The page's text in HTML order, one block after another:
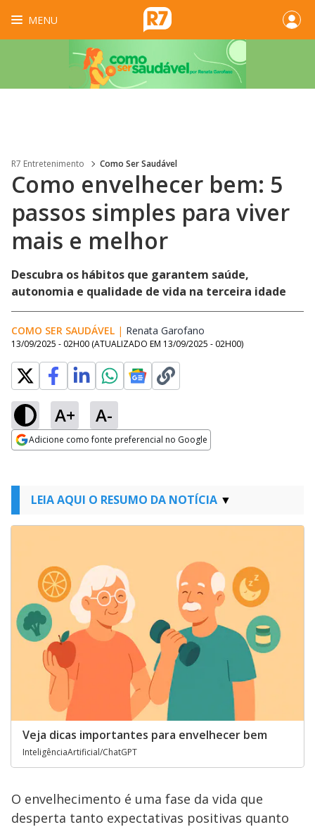
MENU
R7 Entretenimento Como Ser Saudável
Como envelhecer bem: 5
passos simples para viver
mais e melhor
Descubra os hábitos que garantem saúde,
autonomia e qualidade de vida na terceira idade
COMO SER SAUDÁVEL | Renata Garofano
13/09/2025 - 02H00 (ATUALIZADO EM 13/09/2025 - 02H00)
A+ A-
Adicione como fonte preferencial no Google
LEIA AQUI O RESUMO DA NOTÍCIA
Veja dicas importantes para envelhecer bem
InteligênciaArtificial/ChatGPT
O envelhecimento é uma fase da vida que
desperta tanto expectativas positivas quanto